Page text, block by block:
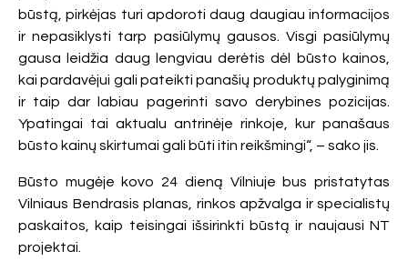
būstą, pirkėjas turi apdoroti daug daugiau informacijos
ir nepasiklysti tarp pasiūlymų gausos. Visgi pasiūlymų
gausa leidžia daug lengviau derėtis dėl būsto kainos,
kai pardavėjui gali pateikti panašių produktų palyginimą
ir taip dar labiau pagerinti savo derybines pozicijas.
Ypatingai tai aktualu antrinėje rinkoje, kur panašaus
būsto kainų skirtumai gali būti itin reikšmingi“, – sako jis.
Būsto mugėje kovo 24 dieną Vilniuje bus pristatytas
Vilniaus Bendrasis planas, rinkos apžvalga ir specialistų
paskaitos, kaip teisingai išsirinkti būstą ir naujausi NT
projektai.